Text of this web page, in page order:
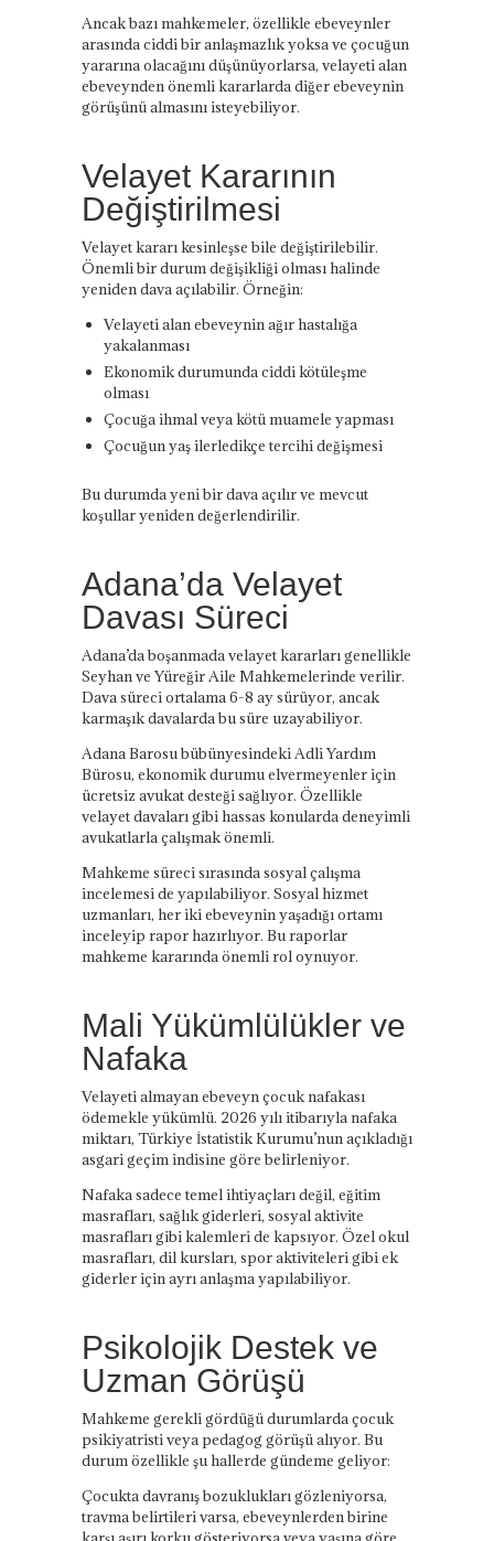
Ancak bazı mahkemeler, özellikle ebeveynler
arasında ciddi bir anlaşmazlık yoksa ve çocuğun
yararına olacağını düşünüyorlarsa, velayeti alan
ebeveynden önemli kararlarda diğer ebeveynin
görüşünü almasını isteyebiliyor.
Velayet Kararının
Değiştirilmesi
Velayet kararı kesinleşse bile değiştirilebilir.
Önemli bir durum değişikliği olması halinde
yeniden dava açılabilir. Örneğin:
Velayeti alan ebeveynin ağır hastalığa
yakalanması
Ekonomik durumunda ciddi kötüleşme
olması
Çocuğa ihmal veya kötü muamele yapması
Çocuğun yaş ilerledikçe tercihi değişmesi
Bu durumda yeni bir dava açılır ve mevcut
koşullar yeniden değerlendirilir.
Adana’da Velayet
Davası Süreci
Adana’da boşanmada velayet kararları genellikle
Seyhan ve Yüreğir Aile Mahkemelerinde verilir.
Dava süreci ortalama 6-8 ay sürüyor, ancak
karmaşık davalarda bu süre uzayabiliyor.
Adana Barosu bübünyesindeki Adli Yardım
Bürosu, ekonomik durumu elvermeyenler için
ücretsiz avukat desteği sağlıyor. Özellikle
velayet davaları gibi hassas konularda deneyimli
avukatlarla çalışmak önemli.
Mahkeme süreci sırasında sosyal çalışma
incelemesi de yapılabiliyor. Sosyal hizmet
uzmanları, her iki ebeveynin yaşadığı ortamı
inceleyip rapor hazırlıyor. Bu raporlar
mahkeme kararında önemli rol oynuyor.
Mali Yükümlülükler ve
Nafaka
Velayeti almayan ebeveyn çocuk nafakası
ödemekle yükümlü. 2026 yılı itibarıyla nafaka
miktarı, Türkiye İstatistik Kurumu’nun açıkladığı
asgari geçim indisine göre belirleniyor.
Nafaka sadece temel ihtiyaçları değil, eğitim
masrafları, sağlık giderleri, sosyal aktivite
masrafları gibi kalemleri de kapsıyor. Özel okul
masrafları, dil kursları, spor aktiviteleri gibi ek
giderler için ayrı anlaşma yapılabiliyor.
Psikolojik Destek ve
Uzman Görüşü
Mahkeme gerekli gördüğü durumlarda çocuk
psikiyatristi veya pedagog görüşü alıyor. Bu
durum özellikle şu hallerde gündeme geliyor:
Çocukta davranış bozuklukları gözleniyorsa,
travma belirtileri varsa, ebeveynlerden birine